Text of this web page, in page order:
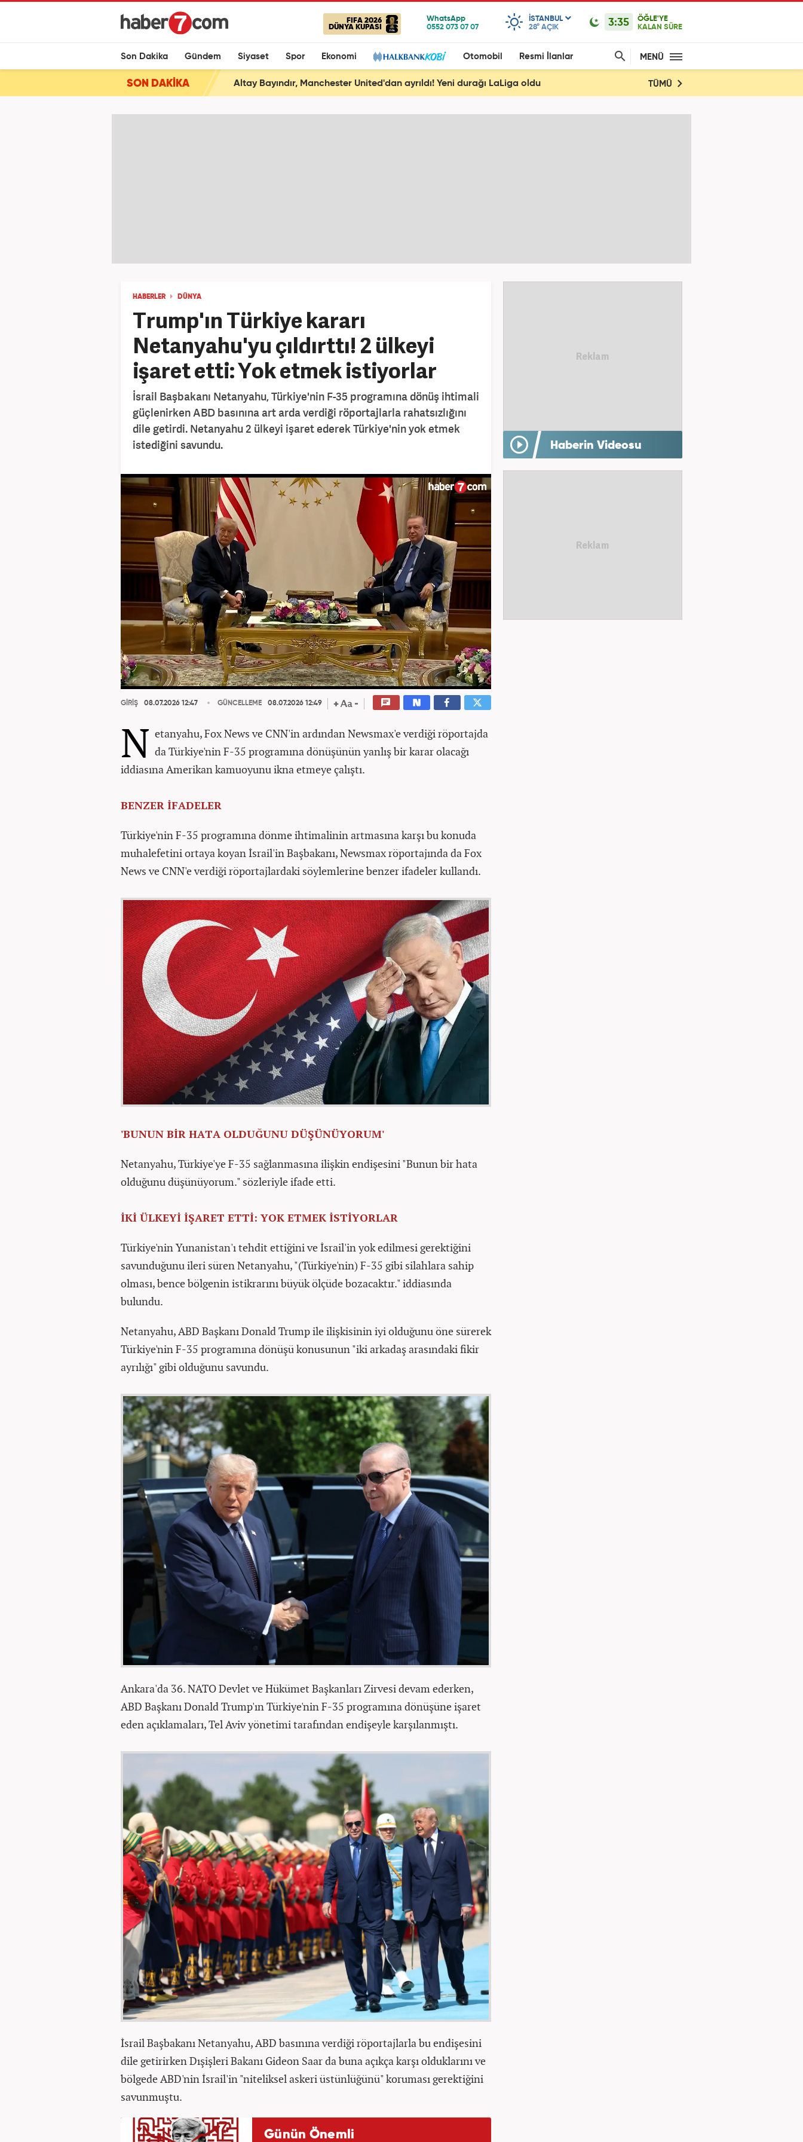
FIFA 2026
DÜNYA KUPASI
ISTANBUL
28° AÇIK 3:35
ÖĞLE'YE
KALAN SÜRE
Son Dakika Gündem Siyaset Spor Ekonomi Otomobil Resmi İlanlar MENÜ
SON DAKİKA Altay Bayındır, Manchester United'dan ayrıldı! Yeni durağı LaLiga oldu TÜMÜ
HABERLER DÜNYA
Trump'ın Türkiye kararı
Netanyahu'yu çıldırttı! 2 ülkeyi
işaret etti: Yok etmek istiyorlar
İsrail Başbakanı Netanyahu, Türkiye'nin F-35 programına dönüş ihtimali
güçlenirken ABD basınına art arda verdiği röportajlarla rahatsızlığını
dile getirdi. Netanyahu 2 ülkeyi işaret ederek Türkiye'nin yok etmek
istediğini savundu.
GİRİŞ 08.07.2026 12:47 GÜNCELLEME 08.07.2026 12:49
N etanyahu, Fox News ve CNN'in ardından Newsmax'e verdiği röportajda
da Türkiye'nin F-35 programına dönüşünün yanlış bir karar olacağı
iddiasına Amerikan kamuoyunu ikna etmeye çalıştı.
BENZER İFADELER
Türkiye'nin F-35 programına dönme ihtimalinin artmasına karşı bu konuda
muhalefetini ortaya koyan İsrail'in Başbakanı, Newsmax röportajında da Fox
News ve CNN'e verdiği röportajlardaki söylemlerine benzer ifadeler kullandı.
'BUNUN BİR HATA OLDUĞUNU DÜŞÜNÜYORUM'
Netanyahu, Türkiye'ye F-35 sağlanmasına ilişkin endişesini "Bunun bir hata
olduğunu düşünüyorum." sözleriyle ifade etti.
İKİ ÜLKEYİ İŞARET ETTİ: YOK ETMEK İSTİYORLAR
Türkiye'nin Yunanistan'ı tehdit ettiğini ve İsrail'in yok edilmesi gerektiğini
savunduğunu ileri süren Netanyahu, "(Türkiye'nin) F-35 gibi silahlara sahip
olması, bence bölgenin istikrarını büyük ölçüde bozacaktır." iddiasında
bulundu.
Netanyahu, ABD Başkanı Donald Trump ile ilişkisinin iyi olduğunu öne sürerek
Türkiye'nin F-35 programına dönüşü konusunun "iki arkadaş arasındaki fikir
ayrılığı" gibi olduğunu savundu.
Ankara'da 36.⁠ ⁠NATO Devlet ve Hükümet Başkanları Zirvesi devam ederken,
ABD Başkanı Donald Trump'ın Türkiye'nin F-35 programına dönüşüne işaret
eden açıklamaları, Tel Aviv yönetimi tarafından endişeyle karşılanmıştı.
İsrail Başbakanı Netanyahu, ABD basınına verdiği röportajlarla bu endişesini
dile getirirken Dışişleri Bakanı Gideon Saar da buna açıkça karşı olduklarını ve
bölgede ABD'nin İsrail'in "niteliksel askeri üstünlüğünü" koruması gerektiğini
savunmuştu.
Haberin Videosu